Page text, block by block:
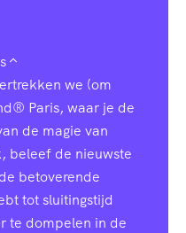
we (om
Paris, waar je de
de magie van
beleef de nieuwste
betoverende
tot sluitingstijd
te dompelen in de